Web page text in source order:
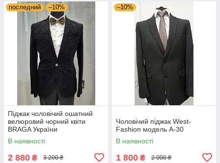
последний –10%
Піджак чоловічий ошатний
велюровий чорний квіти
BRAGA України
В наявності
2 880 ₴ 3 200 ₴
–10%
Чоловічий піджак West-
Fashion модель А-30
В наявності
1 800 ₴ 2 000 ₴